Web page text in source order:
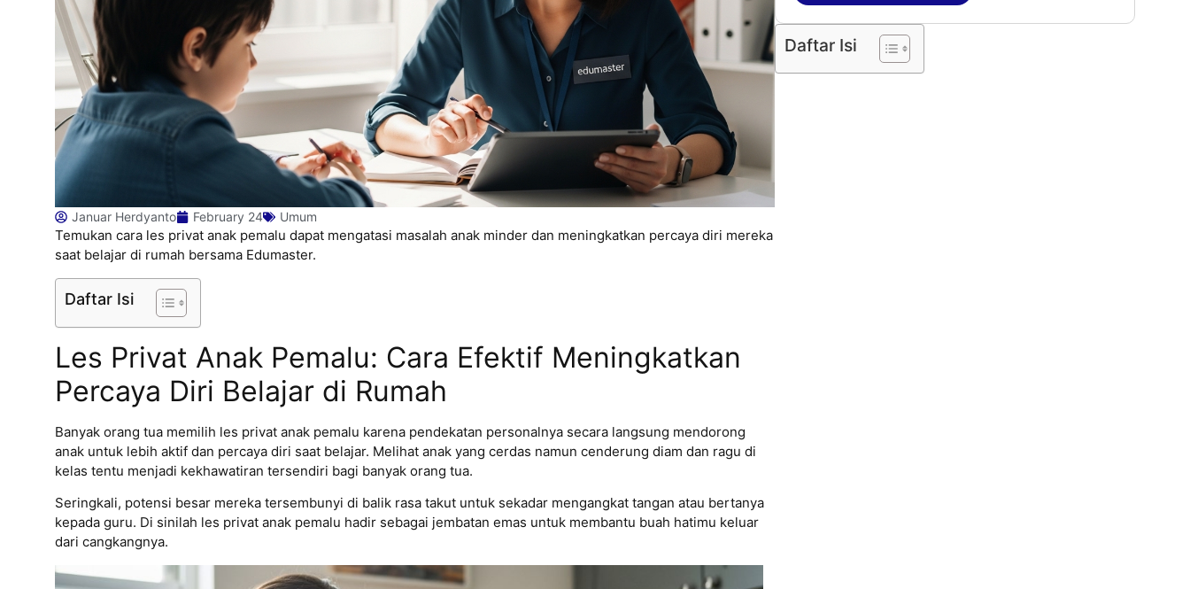
Januar Herdyanto February 24 Umum
Temukan cara les privat anak pemalu dapat mengatasi masalah anak minder dan meningkatkan percaya diri mereka
saat belajar di rumah bersama Edumaster.
Daftar Isi
Les Privat Anak Pemalu: Cara Efektif Meningkatkan
Percaya Diri Belajar di Rumah
Banyak orang tua memilih les privat anak pemalu karena pendekatan personalnya secara langsung mendorong
anak untuk lebih aktif dan percaya diri saat belajar. Melihat anak yang cerdas namun cenderung diam dan ragu di
kelas tentu menjadi kekhawatiran tersendiri bagi banyak orang tua.
Seringkali, potensi besar mereka tersembunyi di balik rasa takut untuk sekadar mengangkat tangan atau bertanya
kepada guru. Di sinilah les privat anak pemalu hadir sebagai jembatan emas untuk membantu buah hatimu keluar
dari cangkangnya.
Daftar Isi